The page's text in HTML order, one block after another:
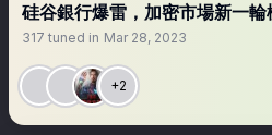
硅谷銀行爆雷，加密市場新一輪
317 tuned in Mar 28, 2023
+2